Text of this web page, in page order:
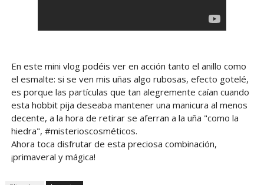
En este mini vlog podéis ver en acción tanto el anillo como
el esmalte: si se ven mis uñas algo rubosas, efecto gotelé,
es porque las partículas que tan alegremente caían cuando
esta hobbit pija deseaba mantener una manicura al menos
decente, a la hora de retirar se aferran a la uña "como la
hiedra", #misterioscosméticos.
Ahora toca disfrutar de esta preciosa combinación,
¡primaveral y mágica!